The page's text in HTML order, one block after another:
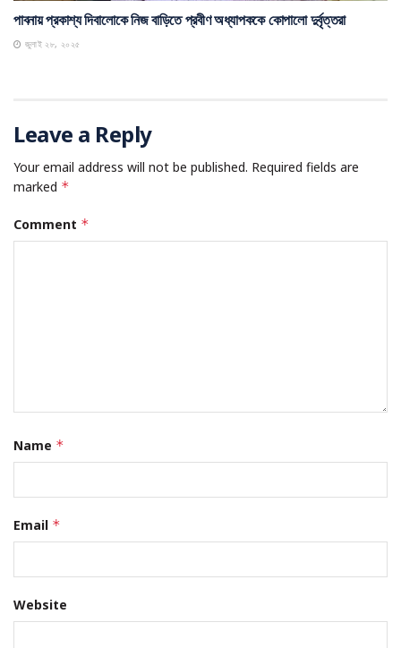
পাবনায় প্রকাশ্য দিবালোকে নিজ বাড়িতে প্রবীণ অধ্যাপককে কোপালো দুর্বৃত্তরা
জুলাই ২৮, ২০২৫
Leave a Reply
Your email address will not be published. Required fields are
marked *
Comment *
Name *
Email *
Website